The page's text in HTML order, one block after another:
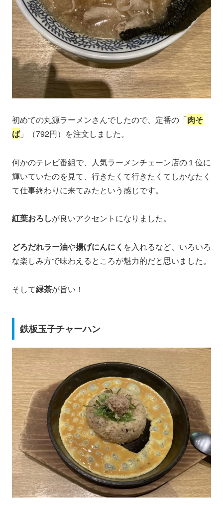
初めての丸源ラーメンさんでしたので、定番の「肉そ
ば」（792円）を注文しました。
何かのテレビ番組で、人気ラーメンチェーン店の１位に
輝いていたのを見て、行きたくて行きたくてしかなたく
て仕事終わりに来てみたという感じです。
紅葉おろしが良いアクセントになりました。
どろだれラー油や揚げにんにく を入れるなど、いろいろ
な楽しみ方で味わえるところが魅力的だと思いました。
そして緑茶が旨い！
鉄板玉子チャーハン